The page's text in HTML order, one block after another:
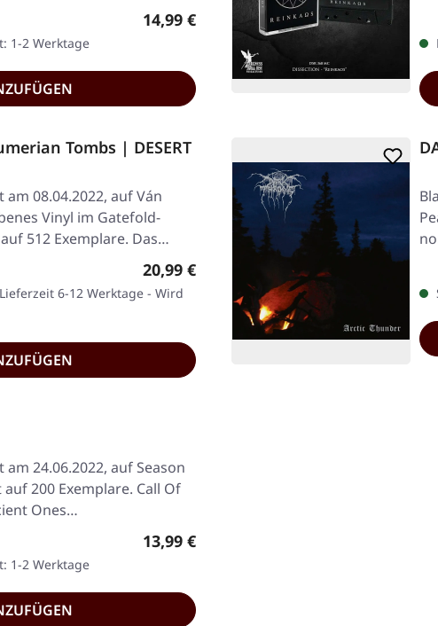
Regulärer Preis:
14,99 €
1-2 Werktage
Tombs | DESERT
08.04.2022, auf Ván
Vinyl im Gatefold-
512 Exemplare. Das…
Regulärer Preis:
20,99 €
6-12 Werktage - Wird
24.06.2022, auf Season
200 Exemplare. Call Of
Ones…
Regulärer Preis:
13,99 €
1-2 Werktage